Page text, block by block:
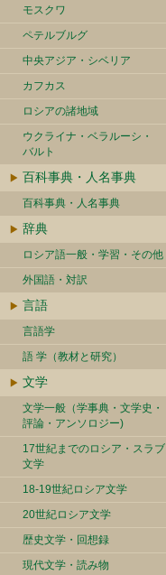
モスクワ
ペテルブルグ
中央アジア・シベリア
カフカス
ロシアの諸地域
ウクライナ・ベラルーシ・
バルト
百科事典・人名事典
百科事典・人名事典
辞典
ロシア語一般・学習・その他
外国語・対訳
言語
言語学
語 学（教材と研究）
文学
文学一般（学事典・文学史・
評論・アンソロジー)
17世紀までのロシア・スラブ
文学
18-19世紀ロシア文学
20世紀ロシア文学
歴史文学・回想録
現代文学・読み物